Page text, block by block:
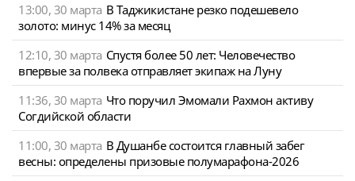
13:00, 30 марта В Таджикистане резко подешевело
золото: минус 14% за месяц
12:10, 30 марта Спустя более 50 лет: Человечество
впервые за полвека отправляет экипаж на Луну
11:36, 30 марта Что поручил Эмомали Рахмон активу
Согдийской области
11:00, 30 марта В Душанбе состоится главный забег
весны: определены призовые полумарафона-2026